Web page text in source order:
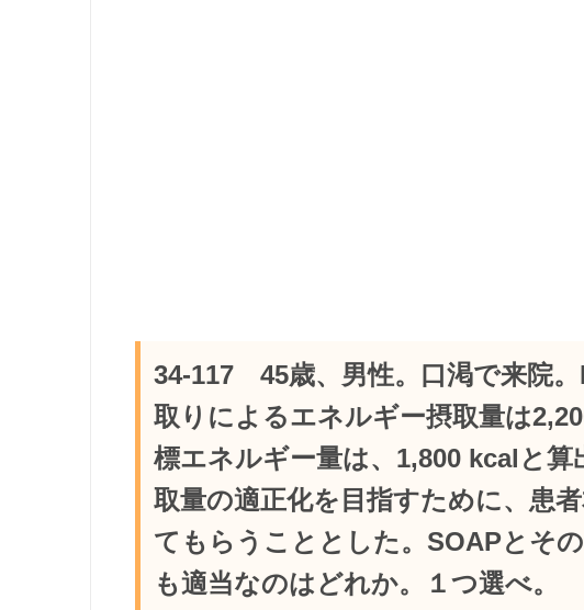
34-117 45歳、男性。口渇で来院
取りによるエネルギー摂取量は
標エネルギー量は、1,800 kcalと
取量の適正化を目指すために、患
てもらうこととした。SOAPとそ
も適当なのはどれか。１つ選べ。